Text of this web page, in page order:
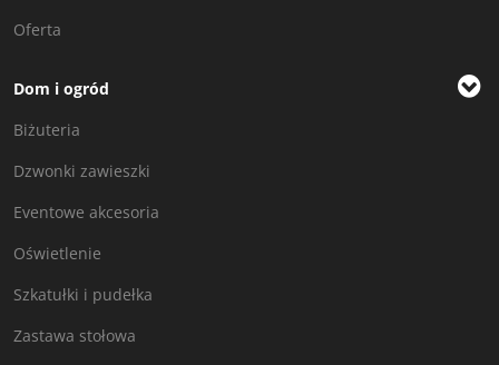
Oferta
Dom i ogród
Biżuteria
Dzwonki zawieszki
Eventowe akcesoria
Oświetlenie
Szkatułki i pudełka
Zastawa stołowa